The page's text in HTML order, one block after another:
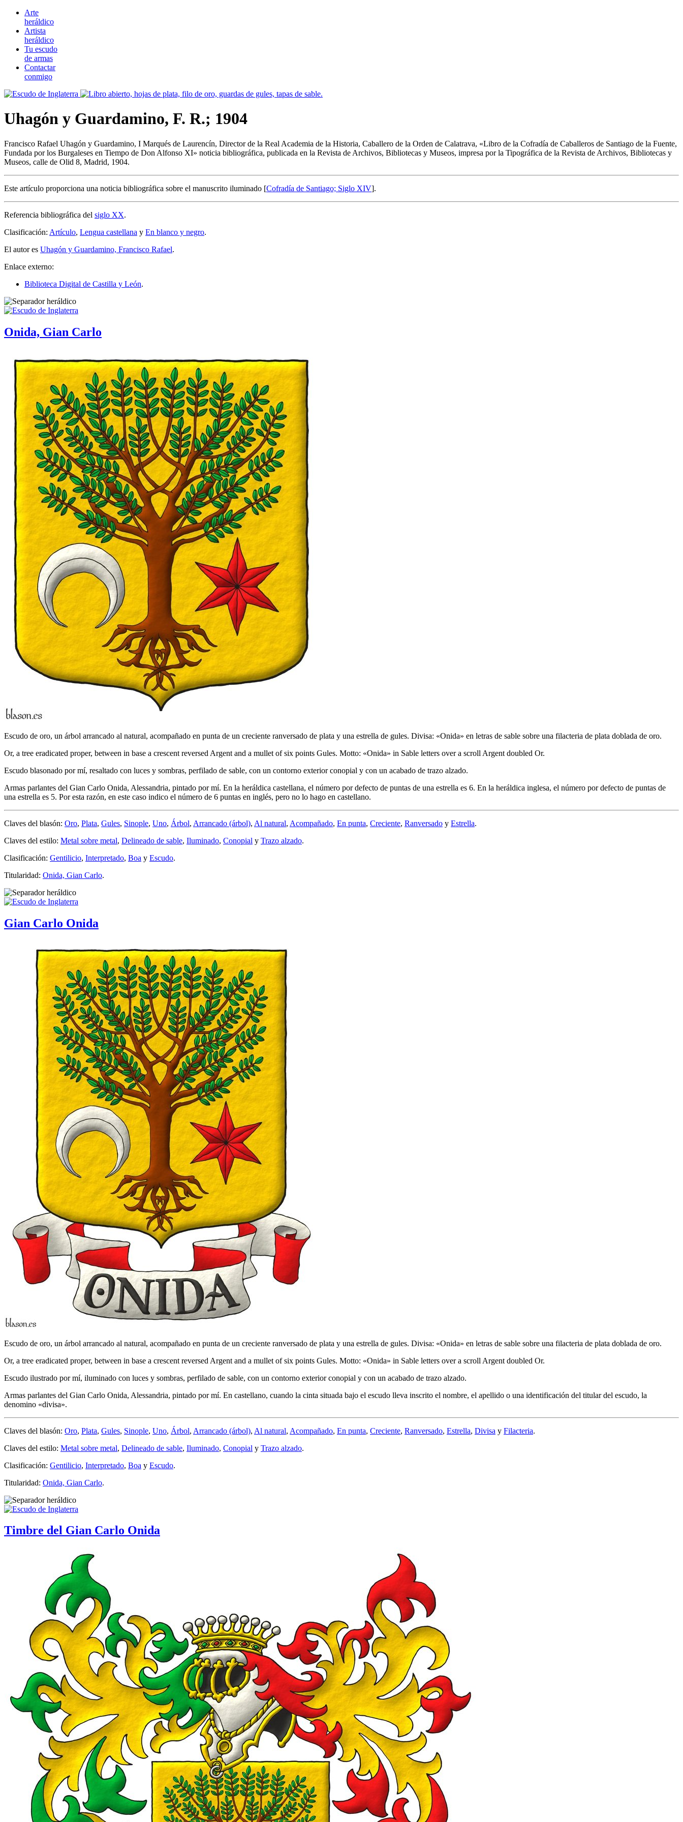
Arte
heráldico
Artista
heráldico
Tu escudo
de armas
Contactar
conmigo
Uhagón y Guardamino, F. R.; 1904
Francisco Rafael Uhagón y Guardamino, I Marqués de Laurencín, Director de la Real Academia de la Historia, Caballero de la Orden de Calatrava, «Libro de la Cofradía de Caballeros de Santiago de la Fuente,
Fundada por los Burgaleses en Tiempo de Don Alfonso XI» noticia bibliográfica, publicada en la Revista de Archivos, Bibliotecas y Museos, impresa por la Tipográfica de la Revista de Archivos, Bibliotecas y
Museos, calle de Olid 8, Madrid, 1904.
Este artículo proporciona una noticia bibliográfica sobre el manuscrito iluminado [Cofradía de Santiago; Siglo XIV].
Referencia bibliográfica del siglo XX.
Clasificación: Artículo, Lengua castellana y En blanco y negro.
El autor es Uhagón y Guardamino, Francisco Rafael.
Enlace externo:
Biblioteca Digital de Castilla y León.
Onida, Gian Carlo
Escudo de oro, un árbol arrancado al natural, acompañado en punta de un creciente ranversado de plata y una estrella de gules. Divisa: «Onida» en letras de sable sobre una filacteria de plata doblada de oro.
Or, a tree eradicated proper, between in base a crescent reversed Argent and a mullet of six points Gules. Motto: «Onida» in Sable letters over a scroll Argent doubled Or.
Escudo blasonado por mí, resaltado con luces y sombras, perfilado de sable, con un contorno exterior conopial y con un acabado de trazo alzado.
Armas parlantes del Gian Carlo Onida, Alessandria, pintado por mí. En la heráldica castellana, el número por defecto de puntas de una estrella es 6. En la heráldica inglesa, el número por defecto de puntas de
una estrella es 5. Por esta razón, en este caso indico el número de 6 puntas en inglés, pero no lo hago en castellano.
Claves del blasón: Oro, Plata, Gules, Sinople, Uno, Árbol, Arrancado (árbol), Al natural, Acompañado, En punta, Creciente, Ranversado y Estrella.
Claves del estilo: Metal sobre metal, Delineado de sable, Iluminado, Conopial y Trazo alzado.
Clasificación: Gentilicio, Interpretado, Boa y Escudo.
Titularidad: Onida, Gian Carlo.
Gian Carlo Onida
Escudo de oro, un árbol arrancado al natural, acompañado en punta de un creciente ranversado de plata y una estrella de gules. Divisa: «Onida» en letras de sable sobre una filacteria de plata doblada de oro.
Or, a tree eradicated proper, between in base a crescent reversed Argent and a mullet of six points Gules. Motto: «Onida» in Sable letters over a scroll Argent doubled Or.
Escudo ilustrado por mí, iluminado con luces y sombras, perfilado de sable, con un contorno exterior conopial y con un acabado de trazo alzado.
Armas parlantes del Gian Carlo Onida, Alessandria, pintado por mí. En castellano, cuando la cinta situada bajo el escudo lleva inscrito el nombre, el apellido o una identificación del titular del escudo, la
denomino «divisa».
Claves del blasón: Oro, Plata, Gules, Sinople, Uno, Árbol, Arrancado (árbol), Al natural, Acompañado, En punta, Creciente, Ranversado, Estrella, Divisa y Filacteria.
Claves del estilo: Metal sobre metal, Delineado de sable, Iluminado, Conopial y Trazo alzado.
Clasificación: Gentilicio, Interpretado, Boa y Escudo.
Titularidad: Onida, Gian Carlo.
Timbre del Gian Carlo Onida